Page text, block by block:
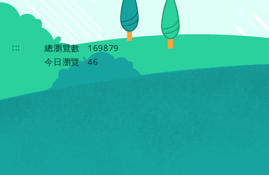
::: 總瀏覽數
169879
今日瀏覽
46